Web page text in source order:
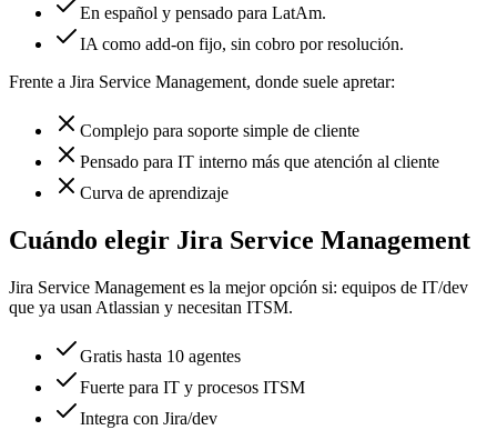
En español y pensado para LatAm.
IA como add-on fijo, sin cobro por resolución.
Frente a Jira Service Management, donde suele apretar:
Complejo para soporte simple de cliente
Pensado para IT interno más que atención al cliente
Curva de aprendizaje
Cuándo elegir Jira Service Management
Jira Service Management es la mejor opción si: equipos de IT/dev
que ya usan Atlassian y necesitan ITSM.
Gratis hasta 10 agentes
Fuerte para IT y procesos ITSM
Integra con Jira/dev